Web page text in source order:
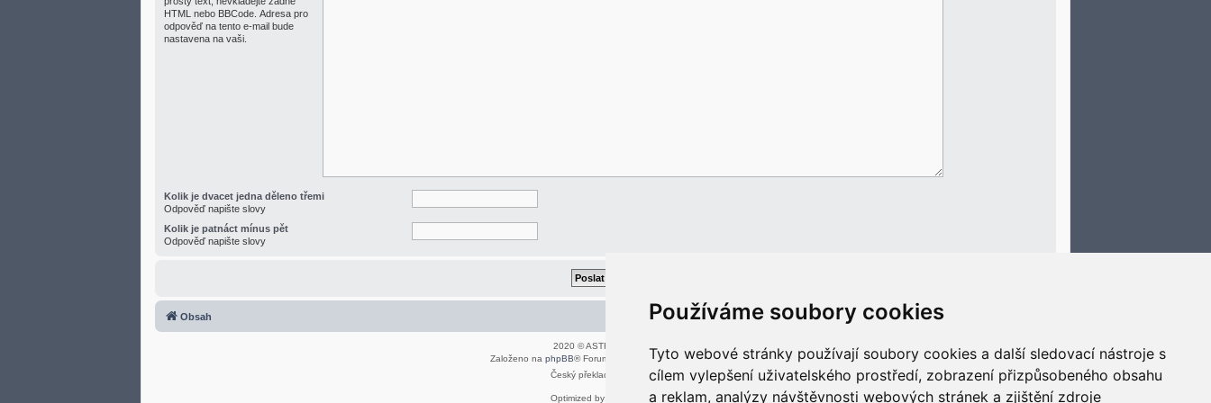
Používáme soubory cookies
Tyto webové stránky používají soubory cookies a další sledovací nástroje s
cílem vylepšení uživatelského prostředí, zobrazení přizpůsobeného obsahu
a reklam, analýzy návštěvnosti webových stránek a zjištění zdroje
HTML nebo BBCode. Adresa pro
odpověď na tento e-mail bude
nastavena na vaši.
Kolik je dvacet jedna děleno třemi
Odpověď napište slovy
Kolik je patnáct mínus pět
Odpověď napište slovy
Obsah Všechny časy jsou v
Smazat cookies
Kontaktujte mě/nás
2020 © ASTRA - CZ s.r.o.
Založeno na phpBB® Forum Software © phpBB Limited
Český překlad –
phpBB.cz
Optimized by: phpBB SEO